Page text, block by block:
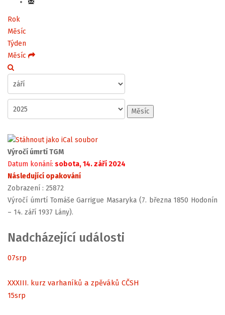
Rok
Měsíc
Týden
Měsíc
Měsíc
Výročí úmrtí TGM
Datum konání: sobota, 14. září 2024
Následující opakování
Zobrazení : 25872
Výročí úmrtí Tomáše Garrigue Masaryka (7. března 1850 Hodonín
– 14. září 1937 Lány).
Nadcházející události
07srp
XXXIII. kurz varhaníků a zpěváků CČSH
15srp